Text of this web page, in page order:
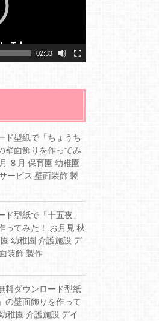
02:33
ド型紙で「ちょうち
壁面飾りを作ってみ
８月 保育園 幼稚園
ービス 壁面装飾 製
ド型紙で「十五夜」
ってみた！ お月見 秋
幼稚園 介護施設 デ
装飾 製作
料ダウンロード型紙
の壁面飾りを作って
稚園 介護施設 デイ